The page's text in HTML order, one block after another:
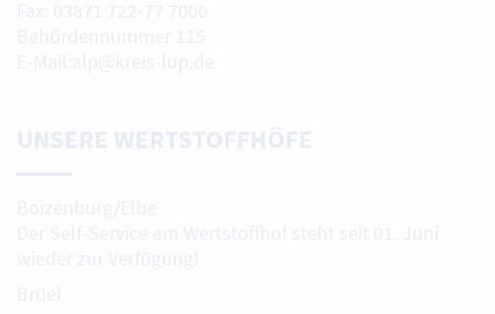
Fax: 03871 722-77 7000
Behördennummer 115
E-Mail:alp@kreis-lup.de
UNSERE WERTSTOFFHÖFE
Boizenburg/Elbe
Der Self-Service am Wertstoffhof steht seit 01. Juni
wieder zur Verfügung!
Brüel